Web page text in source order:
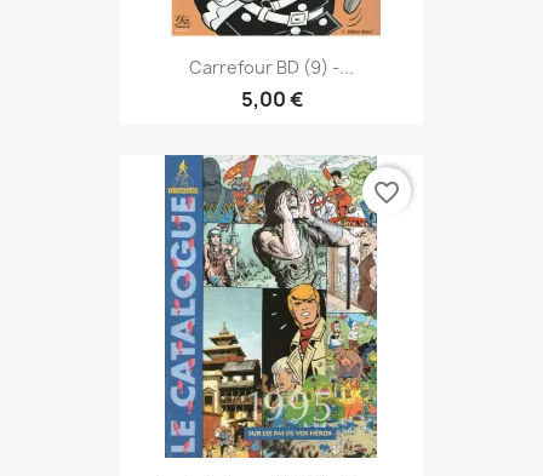
Carrefour BD (9) -...
5,00 €
favorite_border